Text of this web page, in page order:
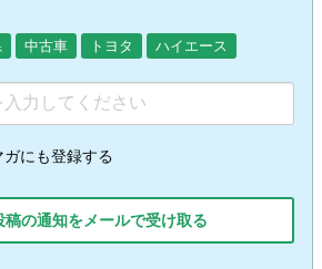
中古車 トヨタ ハイエース
にも登録する
の通知をメールで受け取る